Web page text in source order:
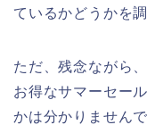
ているかどうかを
ただ、残念ながら
お得なサマーセー
かは分かりませんで